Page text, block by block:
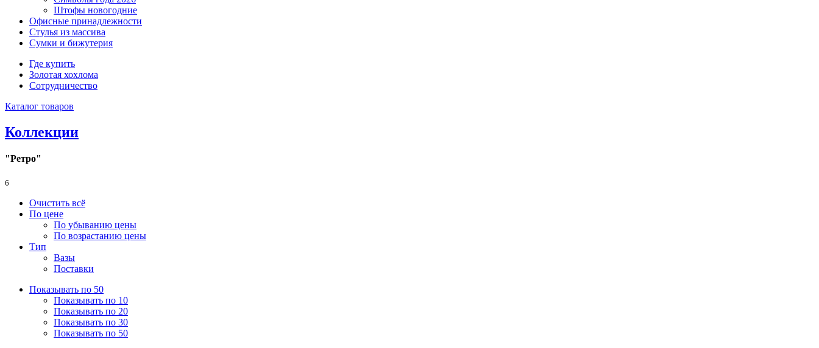
Штофы новогодние
Офисные принадлежности
Стулья из массива
Сумки и бижутерия
Где купить
Золотая хохлома
Сотрудничество
Каталог товаров
Коллекции
"Ретро"
6
Очистить всё
По цене
По убыванию цены
По возрастанию цены
Тип
Вазы
Поставки
Показывать по 50
Показывать по 10
Показывать по 20
Показывать по 30
Показывать по 50